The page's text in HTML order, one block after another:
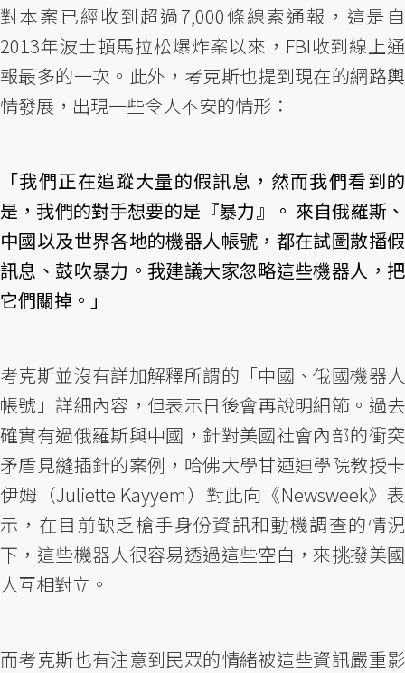
對本案已經收到超過7,000條線索通報，這是自
2013年波士頓馬拉松爆炸案以來，FBI收到線上通
報最多的一次。此外，考克斯也提到現在的網路輿
情發展，出現一些令人不安的情形：
「我們正在追蹤大量的假訊息，然而我們看到的
是，我們的對手想要的是『暴力』。 來自俄羅斯、
中國以及世界各地的機器人帳號，都在試圖散播假
訊息、鼓吹暴力。我建議大家忽略這些機器人，把
它們關掉。」
考克斯並沒有詳加解釋所謂的「中國、俄國機器人
帳號」詳細內容，但表示日後會再說明細節。過去
確實有過俄羅斯與中國，針對美國社會內部的衝突
矛盾見縫插針的案例，哈佛大學甘迺迪學院教授卡
伊姆（Juliette Kayyem）對此向《Newsweek》表
示，在目前缺乏槍手身份資訊和動機調查的情況
下，這些機器人很容易透過這些空白，來挑撥美國
人互相對立。
而考克斯也有注意到民眾的情緒被這些資訊嚴重影